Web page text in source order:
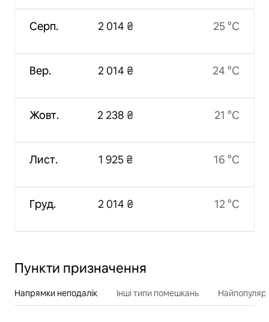
Серп.
Вер.
Жовт.
Лист.
Груд.
2 014 ₴
2 014 ₴
2 238 ₴
1 925 ₴
2 014 ₴
25 °C
24 °C
21 °C
16 °C
12 °C
Пункти призначення
Напрямки неподалік Інші типи помешкань